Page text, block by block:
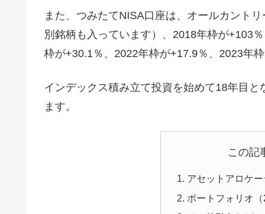
また、つみたてNISA口座は、オールカント
別銘柄も入っています）、2018年枠が+103
枠が+30.1％、2022年枠が+17.9％、2023年
インデックス積み立て投資を始めて18年目
ます。
この記
アセットアロケ
ポートフォリオ（